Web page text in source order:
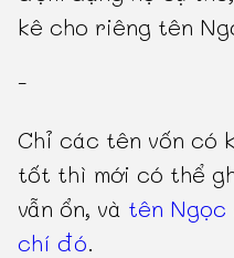
kê cho riêng tên
-
Chỉ các tên vốn có
tốt thì mới có thể
vẫn ổn, và tên Ngọc
chí đó.